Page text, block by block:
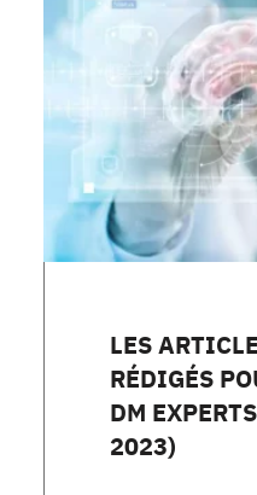
LES
RÉDIGÉS
DM
2023)